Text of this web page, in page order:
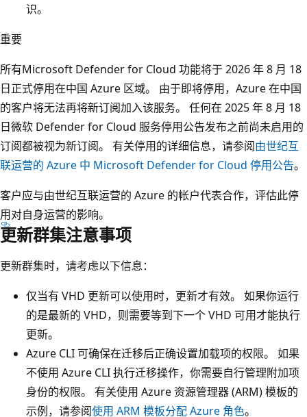
识。
重要
所有Microsoft Defender for Cloud 功能将于 2026 年 8 月 18
日正式停用在中国 Azure 区域。 由于即将停用，Azure 在中国
的客户将无法再将新订阅加入该服务。 任何在 2025 年 8 月 18
日微软 Defender for Cloud 服务停用公告发布之前尚未启用的
订阅都被视为新订阅。 有关停用的详细信息，请参阅由世纪互
联运营的 Azure 中 Microsoft Defender for Cloud 停用公告。
客户应与由世纪互联运营的 Azure 的帐户代表合作，评估此停
用对自身运营的影响。
更新群集注意事项
更新群集时，请考虑以下信息：
仅当有 VHD 更新可以使用时，更新才有效。 如果你运行
的是最新的 VHD，则需要等到下一个 VHD 可用才能执行
更新。
Azure CLI 可确保在迁移后正确设置加载项的权限。 如果
不使用 Azure CLI 执行迁移操作，你需要自行管理附加项
身份的权限。 有关使用 Azure 资源管理器 (ARM) 模板的
示例，请参阅使用 ARM 模板分配 Azure 角色。